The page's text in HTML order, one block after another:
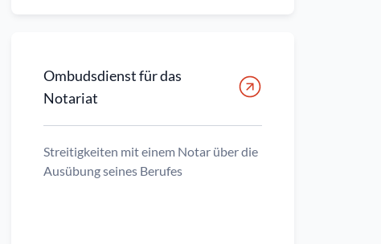
Ombudsdienst für das
Notariat
Streitigkeiten mit einem Notar über die
Ausübung seines Berufes